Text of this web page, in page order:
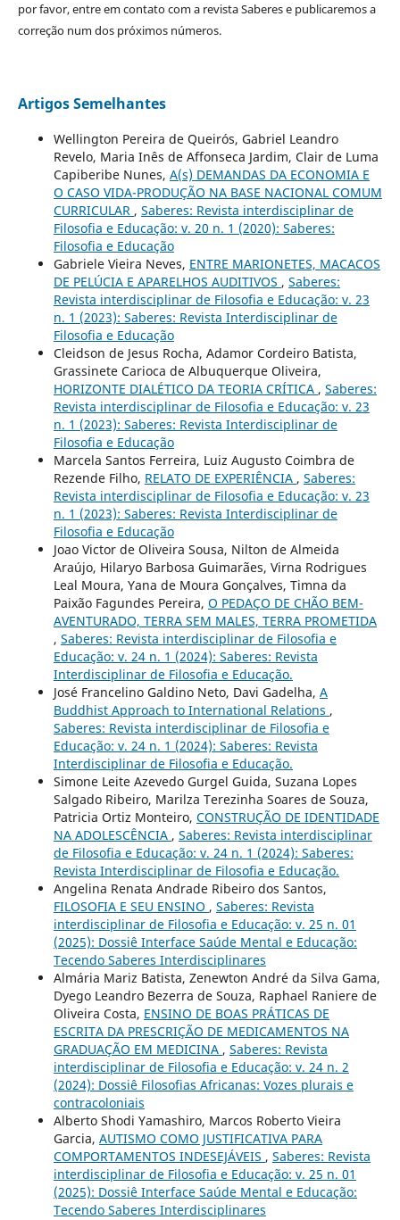
por favor, entre em contato com a revista Saberes e publicaremos a
correção num dos próximos números.
Artigos Semelhantes
Wellington Pereira de Queirós, Gabriel Leandro
Revelo, Maria Inês de Affonseca Jardim, Clair de Luma
Capiberibe Nunes, A(s) DEMANDAS DA ECONOMIA E
O CASO VIDA-PRODUÇÃO NA BASE NACIONAL COMUM
CURRICULAR , Saberes: Revista interdisciplinar de
Filosofia e Educação: v. 20 n. 1 (2020): Saberes:
Filosofia e Educação
Gabriele Vieira Neves, ENTRE MARIONETES, MACACOS
DE PELÚCIA E APARELHOS AUDITIVOS , Saberes:
Revista interdisciplinar de Filosofia e Educação: v. 23
n. 1 (2023): Saberes: Revista Interdisciplinar de
Filosofia e Educação
Cleidson de Jesus Rocha, Adamor Cordeiro Batista,
Grassinete Carioca de Albuquerque Oliveira,
HORIZONTE DIALÉTICO DA TEORIA CRÍTICA , Saberes:
Revista interdisciplinar de Filosofia e Educação: v. 23
n. 1 (2023): Saberes: Revista Interdisciplinar de
Filosofia e Educação
Marcela Santos Ferreira, Luiz Augusto Coimbra de
Rezende Filho, RELATO DE EXPERIÊNCIA , Saberes:
Revista interdisciplinar de Filosofia e Educação: v. 23
n. 1 (2023): Saberes: Revista Interdisciplinar de
Filosofia e Educação
Joao Victor de Oliveira Sousa, Nilton de Almeida
Araújo, Hilaryo Barbosa Guimarães, Virna Rodrigues
Leal Moura, Yana de Moura Gonçalves, Timna da
Paixão Fagundes Pereira, O PEDAÇO DE CHÃO BEM-
AVENTURADO, TERRA SEM MALES, TERRA PROMETIDA
, Saberes: Revista interdisciplinar de Filosofia e
Educação: v. 24 n. 1 (2024): Saberes: Revista
Interdisciplinar de Filosofia e Educação.
José Francelino Galdino Neto, Davi Gadelha, A
Buddhist Approach to International Relations ,
Saberes: Revista interdisciplinar de Filosofia e
Educação: v. 24 n. 1 (2024): Saberes: Revista
Interdisciplinar de Filosofia e Educação.
Simone Leite Azevedo Gurgel Guida, Suzana Lopes
Salgado Ribeiro, Marilza Terezinha Soares de Souza,
Patricia Ortiz Monteiro, CONSTRUÇÃO DE IDENTIDADE
NA ADOLESCÊNCIA , Saberes: Revista interdisciplinar
de Filosofia e Educação: v. 24 n. 1 (2024): Saberes:
Revista Interdisciplinar de Filosofia e Educação.
Angelina Renata Andrade Ribeiro dos Santos,
FILOSOFIA E SEU ENSINO , Saberes: Revista
interdisciplinar de Filosofia e Educação: v. 25 n. 01
(2025): Dossiê Interface Saúde Mental e Educação:
Tecendo Saberes Interdisciplinares
Almária Mariz Batista, Zenewton André da Silva Gama,
Dyego Leandro Bezerra de Souza, Raphael Raniere de
Oliveira Costa, ENSINO DE BOAS PRÁTICAS DE
ESCRITA DA PRESCRIÇÃO DE MEDICAMENTOS NA
GRADUAÇÃO EM MEDICINA , Saberes: Revista
interdisciplinar de Filosofia e Educação: v. 24 n. 2
(2024): Dossiê Filosofias Africanas: Vozes plurais e
contracoloniais
Alberto Shodi Yamashiro, Marcos Roberto Vieira
Garcia, AUTISMO COMO JUSTIFICATIVA PARA
COMPORTAMENTOS INDESEJÁVEIS , Saberes: Revista
interdisciplinar de Filosofia e Educação: v. 25 n. 01
(2025): Dossiê Interface Saúde Mental e Educação:
Tecendo Saberes Interdisciplinares